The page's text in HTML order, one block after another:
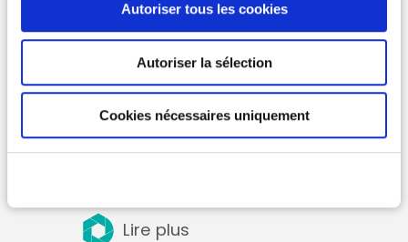
Autoriser tous les cookies
Autoriser la sélection
Cookies nécessaires uniquement
Lire plus